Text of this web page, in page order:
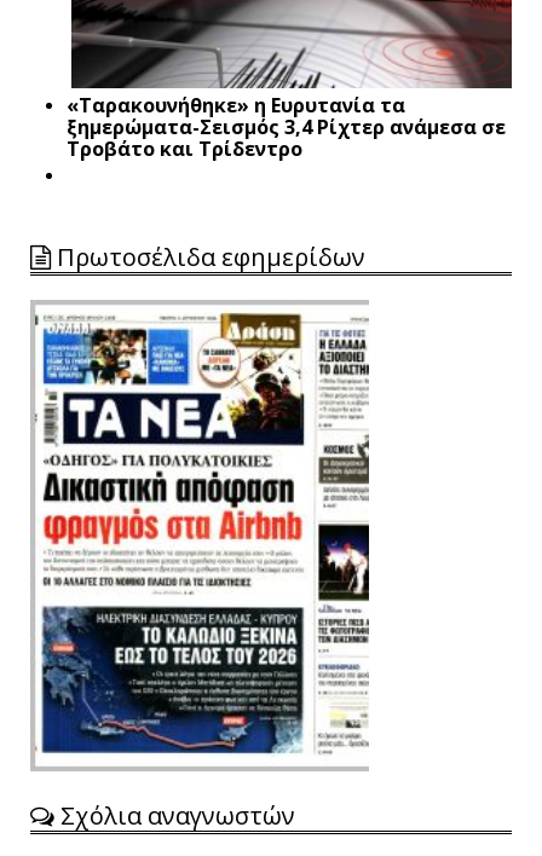
«Ταρακουνήθηκε» η Ευρυτανία τα
ξημερώματα-Σεισμός 3,4 Ρίχτερ ανάμεσα σε
Τροβάτο και Τρίδεντρο
Πρωτοσέλιδα εφημερίδων
Σχόλια αναγνωστών